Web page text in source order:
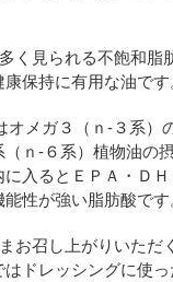
く見られる不飽和脂
保持に有用な油です
オメガ３（ｎ-３系）
ｎ‐６系）植物油の
入るとＥＰＡ・ＤＨ
性が強い脂肪酸です
お召し上がりいただ
はドレッシングに使